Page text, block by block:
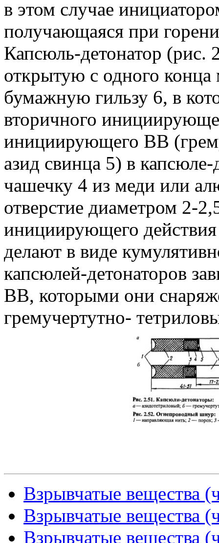
в этом случае
получающаяся при
Капсюль-детонатор (рис.
открытую с одного
бумажную гильзу 6, в
вторичного
инициирующего ВВ
азид свинца 5) в капсюле-
чашечку 4 из меди или
отверстие диаметром 2-
инициирующего
делают в виде
капсюлей-детонаторов
ВВ, которыми они
гремучертутно-
Взрывчатые вещества
Взрывчатые вещества
Взрывчатые вещества